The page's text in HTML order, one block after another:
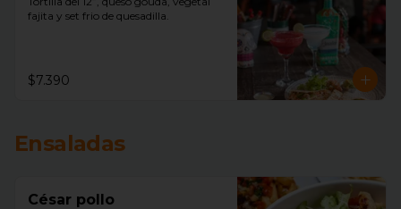
fajita y set frio de quesadilla.
$7.390
Ensaladas
César pollo